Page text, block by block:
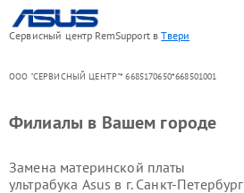
Сервисный центр RemSupport вТвери
ООО "СЕРВИСНЫЙ ЦЕНТР"* 6685170650*668501001
Филиалы в Вашем городе
Замена материнской платы
ультрабука Asus в г. Санкт-Петербург